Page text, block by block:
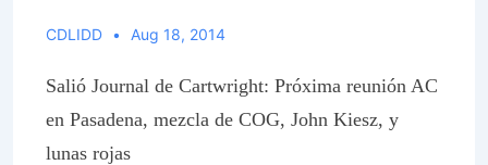
CDLIDD Aug 18, 2014
Salió Journal de Cartwright: Próxima reunión AC
en Pasadena, mezcla de COG, John Kiesz, y
lunas rojas